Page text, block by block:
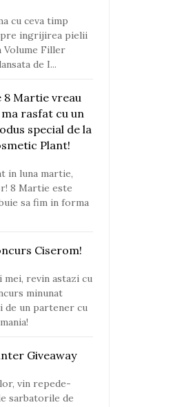
cu ceva timp
ingrijirea pielii
Volume Filler
de I...
8 Martie vreau
ma rasfat cu un
special de la
Plant!
in luna martie,
8 Martie este
sa fim in forma
Ciserom!
mei, revin astazi cu
minunat
de un partener cu
Giveaway
vin repede-
sarbatorile de